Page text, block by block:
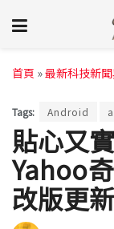
首頁 »最新科技新
Tags: Android
貼心又
Yahoo
改版更